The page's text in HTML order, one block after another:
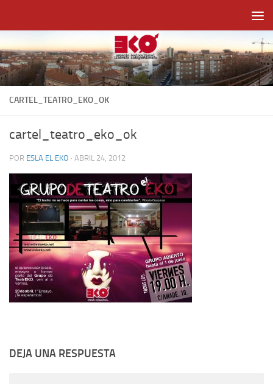
CARTEL_TEATRO_EKO_OK
cartel_teatro_eko_ok
POR ESLA EL EKO · ABRIL 24, 2012
DEJA UNA RESPUESTA